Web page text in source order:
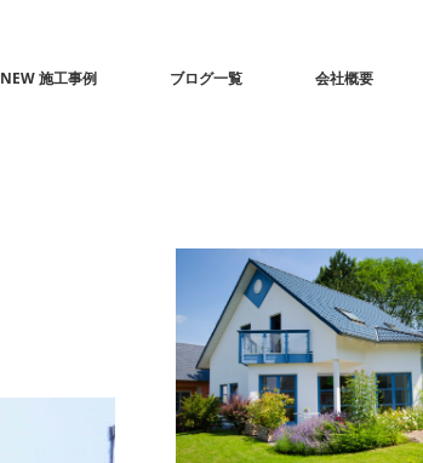
NEW 施工事例 ブログ一覧 会社概要